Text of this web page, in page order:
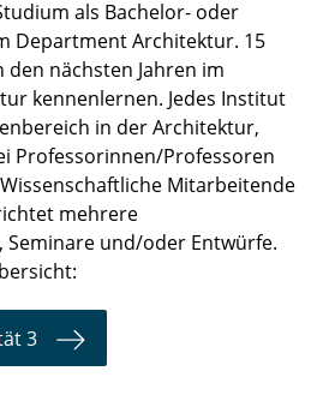
als Bachelor- oder
Department Architektur. 15
nächsten Jahren im
kennenlernen. Jedes Institut
in der Architektur,
Professorinnen/Professoren
Mitarbeitende
mehrere
und/oder Entwürfe.
3